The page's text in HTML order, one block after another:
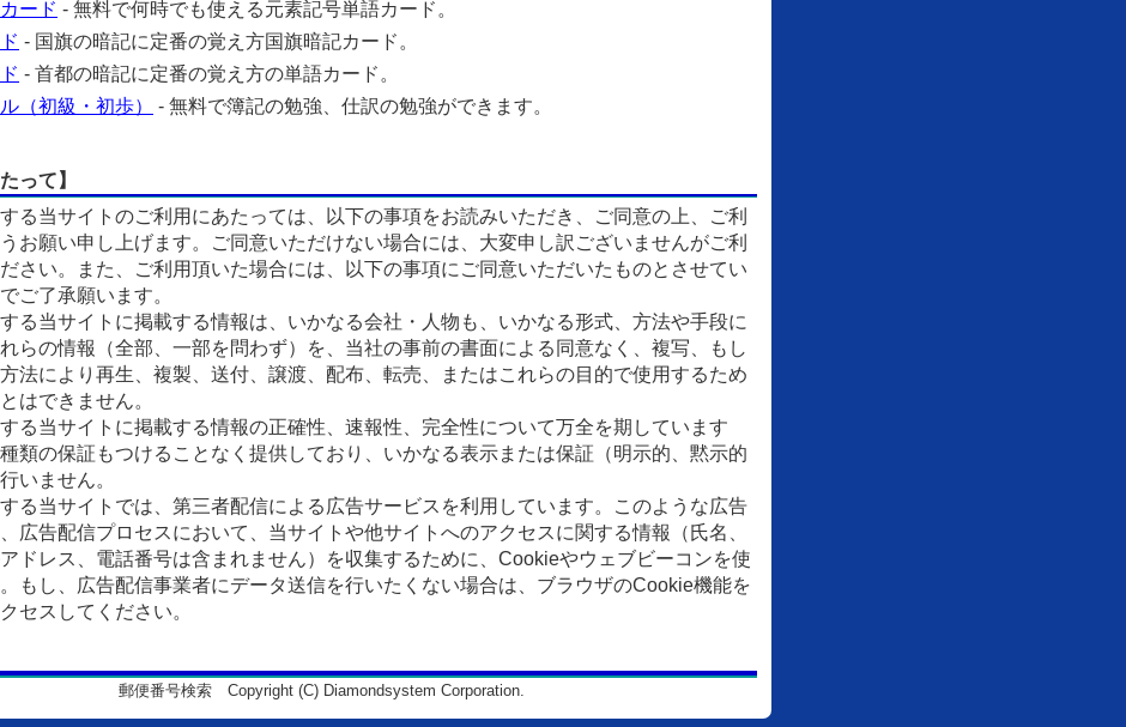
ード - 無料で何時でも使える元素記号単語カード。
- 国旗の暗記に定番の覚え方国旗暗記カード。
- 首都の暗記に定番の覚え方の単語カード。
（初級・初歩）
- 無料で簿記の勉強、仕訳の勉強ができます。
って】
る当サイトのご利用にあたっては、以下の事項をお読みいただき、ご同意の上、ご利
お願い申し上げます。ご同意いただけない場合には、大変申し訳ございませんがご利
さい。また、ご利用頂いた場合には、以下の事項にご同意いただいたものとさせてい
ご了承願います。
る当サイトに掲載する情報は、いかなる会社・人物も、いかなる形式、方法や手段に
らの情報（全部、一部を問わず）を、当社の事前の書面による同意なく、複写、もし
法により再生、複製、送付、譲渡、配布、転売、またはこれらの目的で使用するため
はできません。
る当サイトに掲載する情報の正確性、速報性、完全性について万全を期しています
類の保証もつけることなく提供しており、いかなる表示または保証（明示的、黙示的
いません。
る当サイトでは、第三者配信による広告サービスを利用しています。このような広告
広告配信プロセスにおいて、当サイトや他サイトへのアクセスに関する情報（氏名、
ドレス、電話番号は含まれません）を収集するために、Cookieやウェブビーコンを使
もし、広告配信事業者にデータ送信を行いたくない場合は、ブラウザのCookie機能を
セスしてください。
郵便番号検索 Copyright (C) Diamondsystem Corporation.